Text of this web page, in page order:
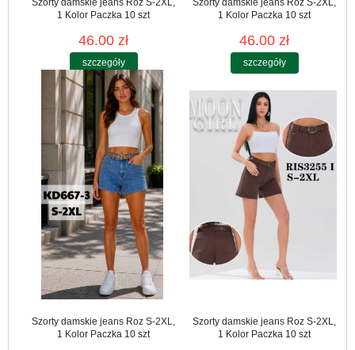
Szorty damskie jeans Roz S-2XL,
1 Kolor Paczka 10 szt
46.00 zł
szczegóły
Szorty damskie jeans Roz S-2XL,
1 Kolor Paczka 10 szt
46.00 zł
szczegóły
Szorty damskie jeans Roz S-2XL,
1 Kolor Paczka 10 szt
Szorty damskie jeans Roz S-2XL,
1 Kolor Paczka 10 szt